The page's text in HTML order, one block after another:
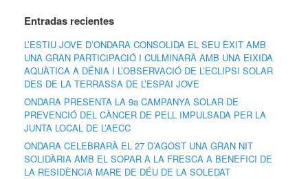
Entradas recientes
L’ESTIU JOVE D’ONDARA CONSOLIDA EL SEU ÈXIT AMB
UNA GRAN PARTICIPACIÓ I CULMINARÀ AMB UNA EIXIDA
AQUÀTICA A DÉNIA I L’OBSERVACIÓ DE L’ECLIPSI SOLAR
DES DE LA TERRASSA DE L’ESPAI JOVE
ONDARA PRESENTA LA 9a CAMPANYA SOLAR DE
PREVENCIÓ DEL CÀNCER DE PELL IMPULSADA PER LA
JUNTA LOCAL DE L’AECC
ONDARA CELEBRARÀ EL 27 D’AGOST UNA GRAN NIT
SOLIDÀRIA AMB EL SOPAR A LA FRESCA A BENEFICI DE
LA RESIDÈNCIA MARE DE DÉU DE LA SOLEDAT